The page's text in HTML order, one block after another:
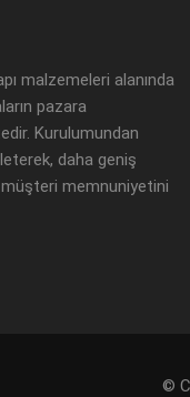
malzemeleri alanında
pazara
Kurulumundan
daha geniş
memnuniyetini
©